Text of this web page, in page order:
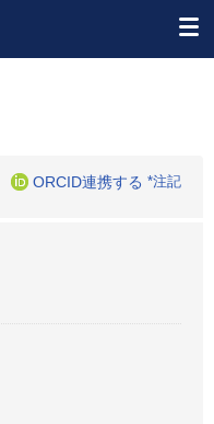
ORCID連携する *注記